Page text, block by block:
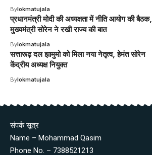
Bylokmatujala
प्रधानमंत्री मोदी की अध्यक्षता में नीति आयोग की बैठक,
मुख्यमंत्री सोरेन ने रखी राज्य की बात
Bylokmatujala
सत्तारूढ़ दल झामुमो को मिला नया नेतृत्व, हेमंत सोरेन
केंद्रीय अध्यक्ष नियुक्त
Bylokmatujala
संपर्क सूत्र
Name – Mohammad Qasim
Phone No. – 7388521213